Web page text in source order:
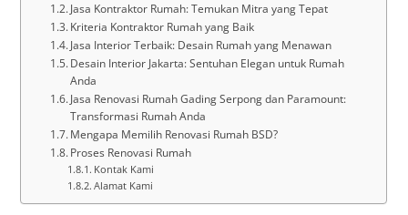
Jasa Kontraktor Rumah: Temukan Mitra yang Tepat
Kriteria Kontraktor Rumah yang Baik
Jasa Interior Terbaik: Desain Rumah yang Menawan
Desain Interior Jakarta: Sentuhan Elegan untuk Rumah
Anda
Jasa Renovasi Rumah Gading Serpong dan Paramount:
Transformasi Rumah Anda
Mengapa Memilih Renovasi Rumah BSD?
Proses Renovasi Rumah
Kontak Kami
Alamat Kami